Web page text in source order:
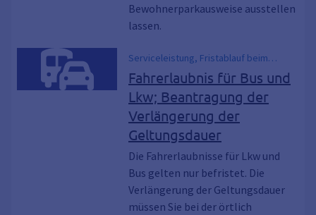
Bewohnerparkausweise ausstellen
lassen.
Serviceleistung, Fristablauf beim
Führerschein, Führerschein,
Führerschein verlängern
Fahrerlaubnis für Bus und
Lkw; Beantragung der
Verlängerung der
Geltungsdauer
Die Fahrerlaubnisse für Lkw und
Bus gelten nur befristet. Die
Verlängerung der Geltungsdauer
müssen Sie bei der örtlich